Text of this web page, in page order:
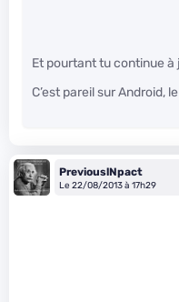
Et pourtant tu continue à
C’est pareil sur Android,
PreviouslNpact
Le 22/08/2013 à 17h29